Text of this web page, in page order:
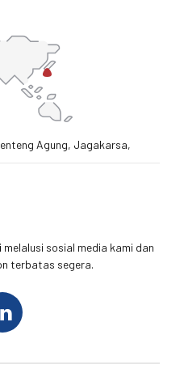
Agung, Jagakarsa,
sosial media kami dan
terbatas segera.